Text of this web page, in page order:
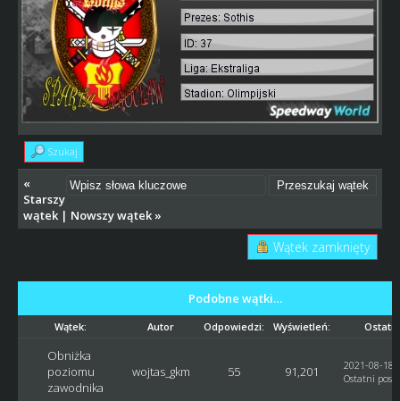
Szukaj
«
Starszy
wątek| Nowszy wątek»
Wątek zamknięty
Podobne wątki…
Wątek: Autor Odpowiedzi: Wyświetleń:
Obniżka
poziomu
zawodnika
wojtas_gkm 55 91,201
2021-08-18,
Ostatni post